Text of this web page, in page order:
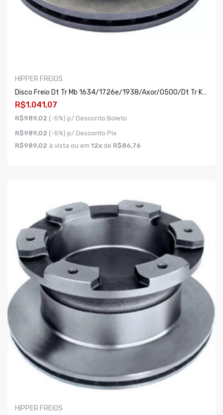
HIPPER FREIOS
Disco Freio Dt Tr Mb 1634/1726e/1938/axor/o500/dt Tr K124eb 06/. 430mm 10f Ventilado
R$1.041,07
R$989,02 (-5%) p/ Desconto Boleto
R$989,02 (-5%) p/ Desconto Pix
R$989,02 à vista ou em 12x de R$86,76
HIPPER FREIOS